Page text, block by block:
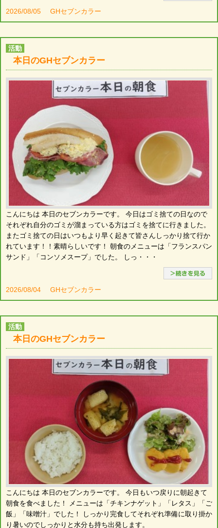
2026/08/05 GHセブンカラー
活動
本日のGHセブンカラー
こんにちは 本日のセブンカラーです。 今日はゴミ捨ての日なので
それぞれ自分のゴミが溜まっている方はゴミを捨てに行きました。
またゴミ捨ての日はいつもより早く起きて皆さんしっかり捨て行か
れています！！素晴らしいです！ 朝食のメニューは「フランスパン
サンド」「コンソメスープ」でした。 しっ・・・
2026/08/04 GHセブンカラー
活動
本日のGHセブンカラー
こんにちは 本日のセブンカラーです。 今日もいつ戻りに朝起きて
朝食を食べました！ メニューは「チキンナゲット」「レタス」「ご
飯」「味噌汁」でした！ しっかり完食してそれぞれ準備に取り掛か
り暑いのでしっかりと水分も持ち出発します。